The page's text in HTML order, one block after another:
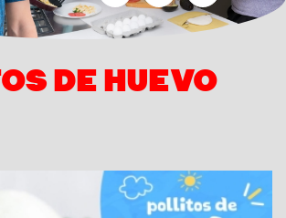
DE HUEVO